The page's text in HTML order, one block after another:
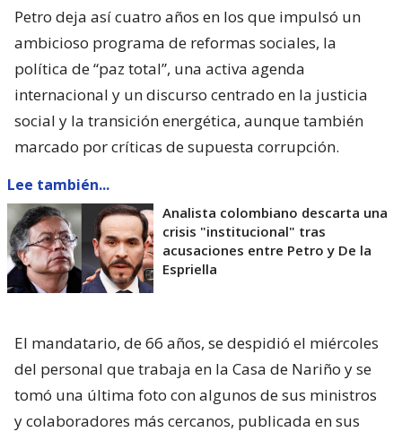
Petro deja así cuatro años en los que impulsó un
ambicioso programa de reformas sociales, la
política de “paz total”, una activa agenda
internacional y un discurso centrado en la justicia
social y la transición energética, aunque también
marcado por críticas de supuesta corrupción.
Lee también...
Analista colombiano descarta una
crisis "institucional" tras
acusaciones entre Petro y De la
Espriella
El mandatario, de 66 años, se despidió el miércoles
del personal que trabaja en la Casa de Nariño y se
tomó una última foto con algunos de sus ministros
y colaboradores más cercanos, publicada en sus